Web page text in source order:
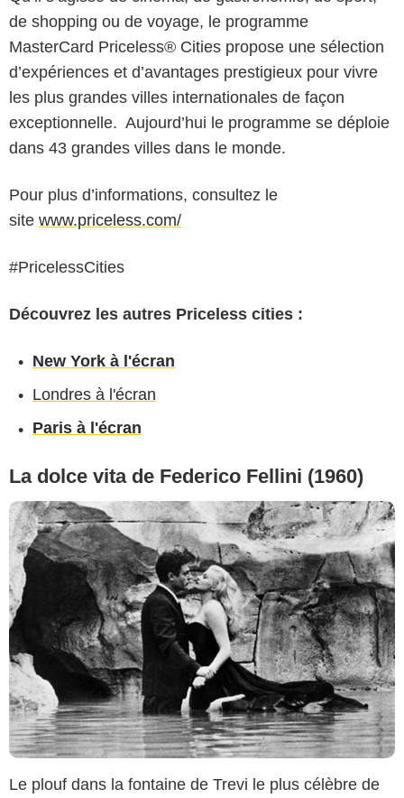
de shopping ou de voyage, le programme
MasterCard Priceless® Cities propose une sélection
d’expériences et d’avantages prestigieux pour vivre
les plus grandes villes internationales de façon
exceptionnelle. Aujourd’hui le programme se déploie
dans 43 grandes villes dans le monde.
Pour plus d’informations, consultez le
site www.priceless.com/
#PricelessCities
Découvrez les autres Priceless cities :
New York à l'écran
Londres à l'écran
Paris à l'écran
La dolce vita de Federico Fellini (1960)
Le plouf dans la fontaine de Trevi le plus célèbre de